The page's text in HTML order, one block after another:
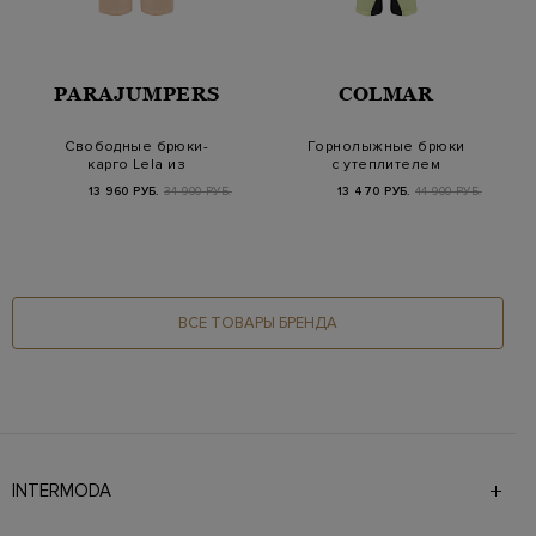
PARAJUMPERS
Свободные брюки-
карго Lela из
Pima
13 960 РУБ. 34 900 РУБ.
COLMAR
Горнолыжные брюки
с утеплителем
поя…
13 470 РУБ. 44 900 РУБ.
ВСЕ ТОВАРЫ БРЕНДА
INTERMODA